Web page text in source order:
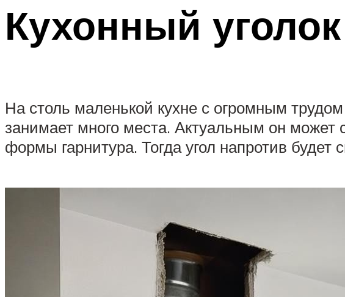
Кухонный
На столь маленькой кухне с огромным
занимает много места. Актуальным он
формы гарнитура. Тогда угол напротив